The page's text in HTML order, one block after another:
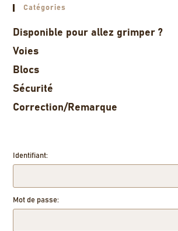
Catégories
Disponible pour allez grimper ?
Voies
Blocs
Sécurité
Correction/Remarque
Identifiant:
Mot de passe: